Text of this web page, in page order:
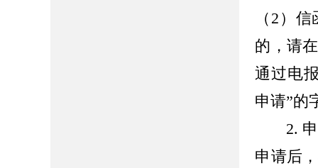
（2）
的，请
通过电
申请”的
2.
申请后